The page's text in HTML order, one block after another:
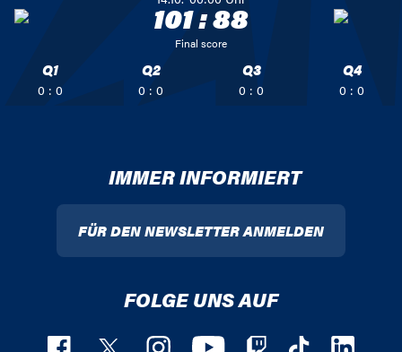
101:88
Final score
Q1
0 : 0
Q2
0 : 0
Q3
0 : 0
Q4
0 : 0
IMMER INFORMIERT
FÜR DEN NEWSLETTER ANMELDEN
FOLGE UNS AUF